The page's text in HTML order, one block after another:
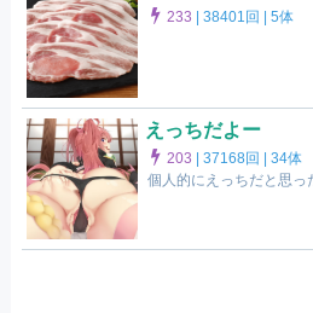
233 |38401回 |5体
えっちだよー
203 |37168回 |34体
個人的にえっちだと思っ